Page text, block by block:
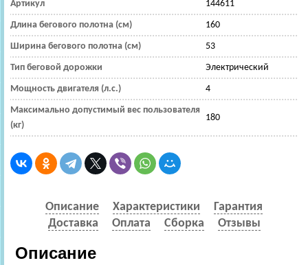
Артикул 144611
Длина бегового полотна (см) 160
Ширина бегового полотна (см) 53
Тип беговой дорожки Электрический
Мощность двигателя (л.с.) 4
Максимально допустимый вес пользователя
(кг)
180
Описание Характеристики
Гарантия
Доставка
Оплата Сборка Отзывы
Описание